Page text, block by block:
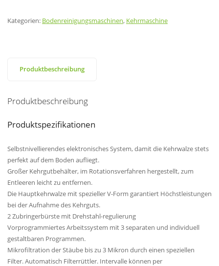
Kategorien: Bodenreinigungsmaschinen, Kehrmaschine
Produktbeschreibung
Produktbeschreibung
Produktspezifikationen
Selbstnivellierendes elektronisches System, damit die Kehrwalze stets
perfekt auf dem Boden aufliegt.
Großer Kehrgutbehälter, im Rotationsverfahren hergestellt, zum
Entleeren leicht zu entfernen.
Die Hauptkehrwalze mit spezieller V-Form garantiert Höchstleistungen
bei der Aufnahme des Kehrguts.
2 Zubringerbürste mit Drehstahl-regulierung
Vorprogrammiertes Arbeitssystem mit 3 separaten und individuell
gestaltbaren Programmen.
Mikrofiltration der Stäube bis zu 3 Mikron durch einen speziellen
Filter. Automatisch Filterrüttler. Intervalle können per